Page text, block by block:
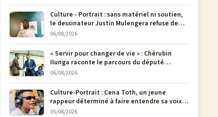
Culture - Portrait : sans matériel ni soutien,
le dessinateur Justin Mulengera refuse de
poser son crayon
06/08/2026
« Servir pour changer de vie » : Chérubin
Ilunga raconte le parcours du député
national Jethro Muyombi Tshimbu en 137
06/08/2026
Culture-Portrait : Cena Toth, un jeune
rappeur déterminé à faire entendre sa voix à
Bunia
05/08/2026